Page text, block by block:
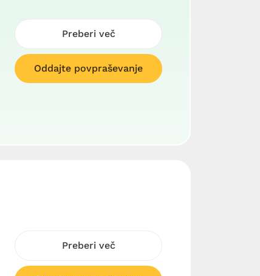
Preberi več
Oddajte povpraševanje
Preberi več